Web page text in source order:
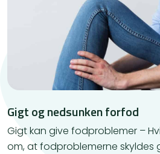
Gigt og nedsunken forfod
Gigt kan give fodproblemer –
om, at fodproblemerne skyldes